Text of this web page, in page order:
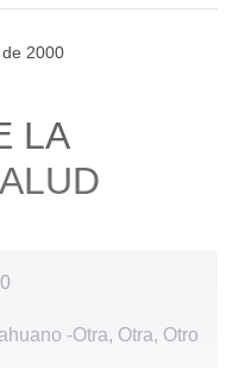
2000
LA
-Otra, Otra, Otro